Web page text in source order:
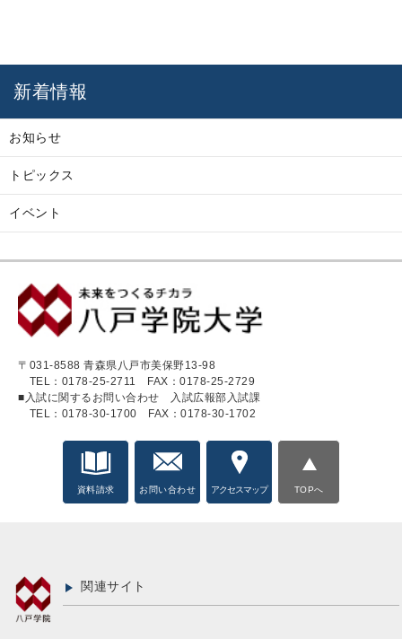
新着情報
お知らせ
トピックス
イベント
〒031-8588 青森県八戸市美保野13-98
TEL：0178-25-2711
FAX：0178-25-2729
■入試に関するお問い合わせ 入試広報部入試課
TEL：0178-30-1700 FAX：0178-30-1702
資料請求 お問い合わせ アクセスマップ TOPへ
関連サイト